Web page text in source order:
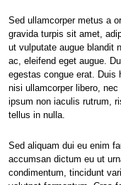
Sed ullamcorper metus a
gravida turpis sit amet,
ut vulputate augue blandit
ac, eleifend eget augue.
egestas congue erat. Duis
nisi ullamcorper libero,
ipsum non iaculis rutrum,
tellus in nulla.
Sed aliquam dui eu enim
accumsan dictum eu ut
condimentum, tincidunt